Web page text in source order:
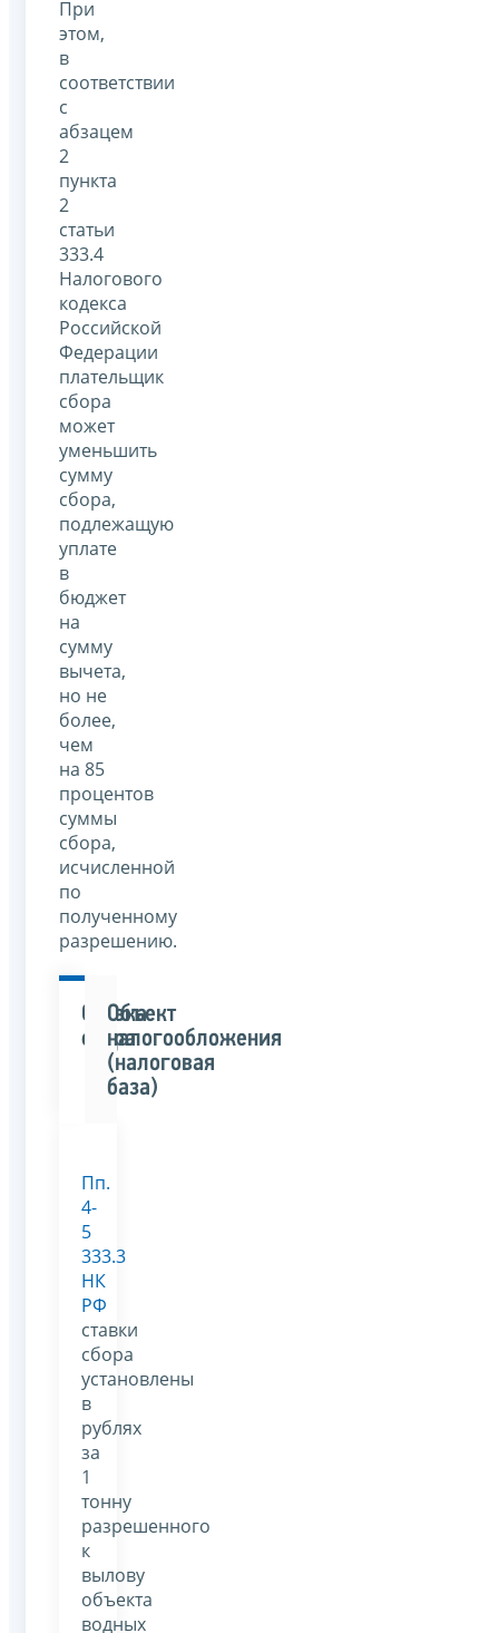
При
этом,
в
соответствии
с
абзацем
2
пункта
2
статьи
333.4
Налогового
кодекса
Российской
Федерации
плательщик
сбора
может
уменьшить
сумму
сбора,
подлежащую
уплате
в
бюджет
на
сумму
вычета,
но не
более,
чем
на 85
процентов
суммы
сбора,
исчисленной
по
полученному
разрешению.
Ставка
сбора
Объект
налогообложения
(налоговая
база)
Пп.
4-
5
333.3
НК
РФ
ставки
сбора
установлены
в
рублях
за
1
тонну
разрешенного
к
вылову
объекта
водных